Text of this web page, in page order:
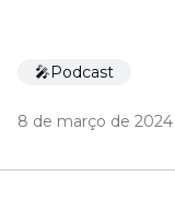
🎤Podcast
8 de março de 2024